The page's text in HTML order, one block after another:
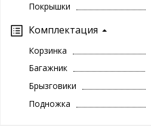
Покрышки
Комплектация
Корзинка
Багажник
Брызговики
Подножка